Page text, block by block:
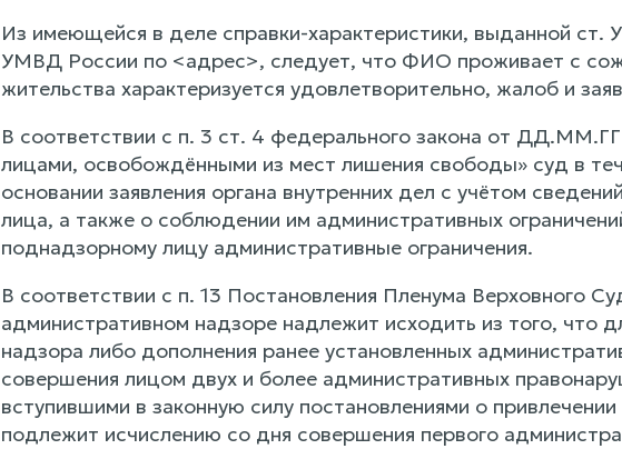
Из имеющейся в деле справки-характеристики, выданной
УМВД России по <адрес>, следует, что ФИО проживает с
жительства характеризуется удовлетворительно, жалоб и
В соответствии с п. 3 ст. 4 федерального закона от
лицами, освобождёнными из мест лишения свободы» суд в
основании заявления органа внутренних дел с учётом
лица, а также о соблюдении им административных
поднадзорному лицу административные ограничения.
В соответствии с п. 13 Постановления Пленума
административном надзоре надлежит исходить из того, что
надзора либо дополнения ранее установленных
совершения лицом двух и более административных
вступившими в законную силу постановлениями о
подлежит исчислению со дня совершения первого